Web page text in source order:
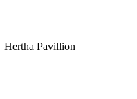
Hertha Pavillion